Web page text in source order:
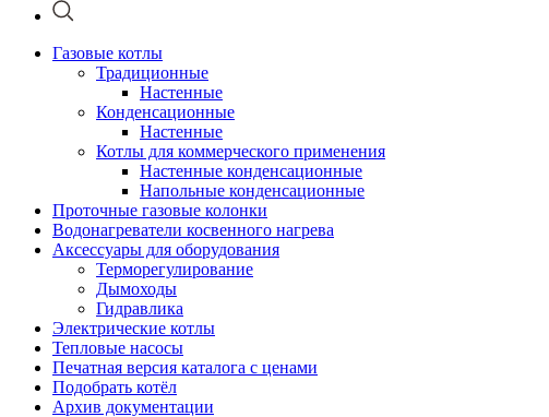
Газовые котлы
Традиционные
Настенные
Конденсационные
Настенные
Котлы для коммерческого применения
Настенные конденсационные
Напольные конденсационные
Проточные газовые колонки
Водонагреватели косвенного нагрева
Аксессуары для оборудования
Терморегулирование
Дымоходы
Гидравлика
Электрические котлы
Тепловые насосы
Печатная версия каталога с ценами
Подобрать котёл
Архив документации